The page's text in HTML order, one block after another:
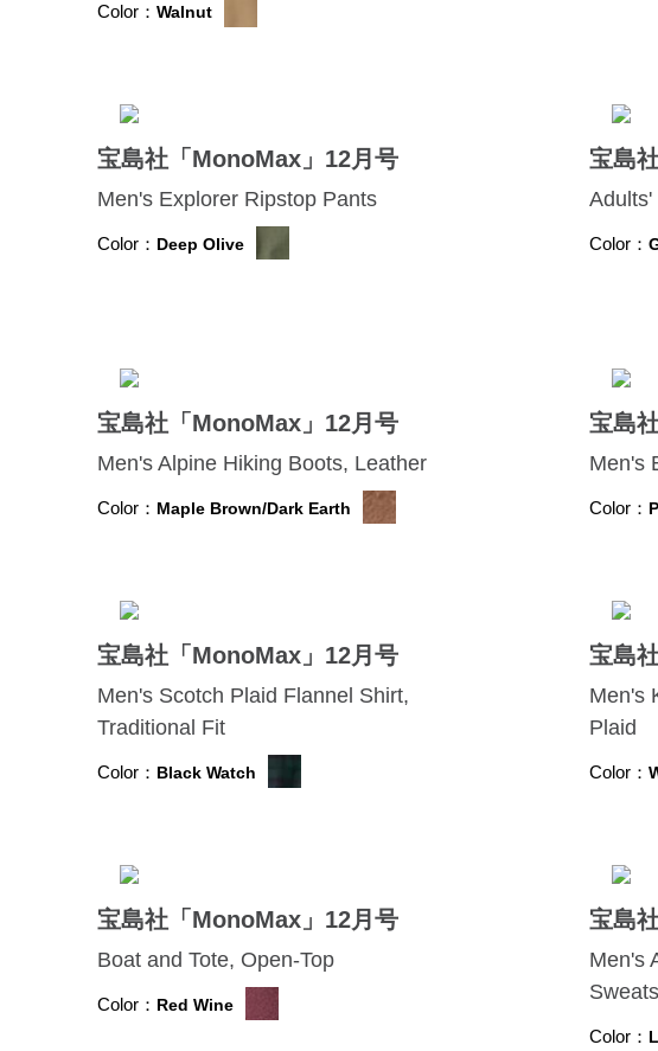
Color： Walnut
宝島社「MonoMax」12月号
Men's Explorer Ripstop Pants
Color： Deep Olive
宝島
Adults'
Color：
宝島社「MonoMax」12月号
Men's Alpine Hiking Boots, Leather
Color： Maple Brown/Dark Earth
宝島
Men's
Color：
宝島社「MonoMax」12月号
Men's Scotch Plaid Flannel Shirt,
Traditional Fit
Color： Black Watch
宝島
Men's
Plaid
Color：
宝島社「MonoMax」12月号
Boat and Tote, Open-Top
Color： Red Wine
宝島
Men's
Color：